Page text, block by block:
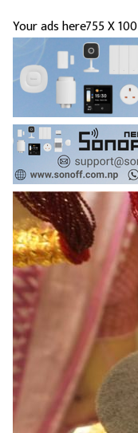
Your ads here755 X 100